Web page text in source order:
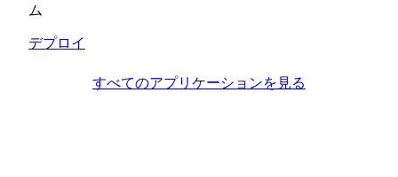
ム
デプロイ
すべてのアプリケーションを見る